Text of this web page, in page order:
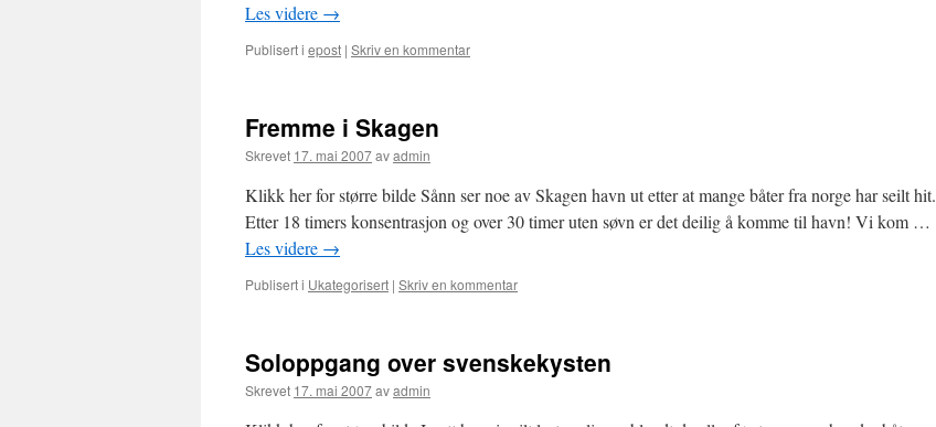
Les videre →
Publisert i epost | Skriv en kommentar
Fremme i Skagen
Skrevet 17. mai 2007avadmin
Klikk her for større bilde Sånn ser noe av Skagen havn ut etter at mange båter fra norge har seilt hit.
Etter 18 timers konsentrasjon og over 30 timer uten søvn er det deilig å komme til havn! Vi kom …
Les videre →
Publisert i Ukategorisert | Skriv en kommentar
Soloppgang over svenskekysten
Skrevet 17. mai 2007avadmin